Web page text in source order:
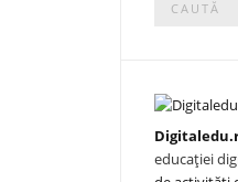
for:
educației